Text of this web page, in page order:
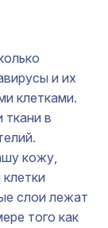
и их
клетками.
ткани в
кожу,
слои лежат
того как